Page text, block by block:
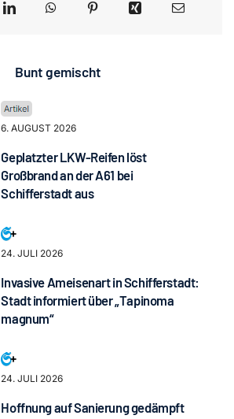
Bunt gemischt
6. AUGUST 2026
Geplatzter LKW-Reifen löst
Großbrand an der A61 bei
Schifferstadt aus
24. JULI 2026
Invasive Ameisenart in Schifferstadt:
Stadt informiert über „Tapinoma
magnum“
24. JULI 2026
Hoffnung auf Sanierung gedämpft